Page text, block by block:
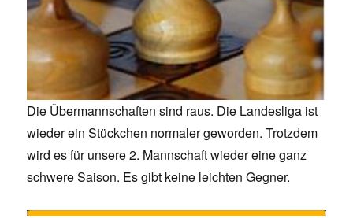
Die Übermannschaften sind raus. Die Landesliga ist
wieder ein Stückchen normaler geworden. Trotzdem
wird es für unsere 2. Mannschaft wieder eine ganz
schwere Saison. Es gibt keine leichten Gegner.